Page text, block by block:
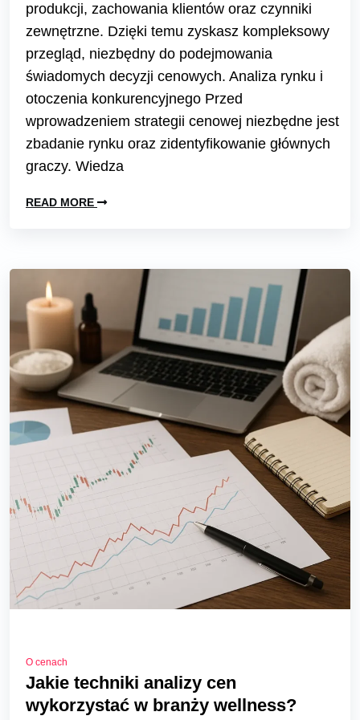
produkcji, zachowania klientów oraz czynniki
zewnętrzne. Dzięki temu zyskasz kompleksowy
przegląd, niezbędny do podejmowania
świadomych decyzji cenowych. Analiza rynku i
otoczenia konkurencyjnego Przed
wprowadzeniem strategii cenowej niezbędne jest
zbadanie rynku oraz zidentyfikowanie głównych
graczy. Wiedza
READ MORE
O cenach
Jakie techniki analizy cen
wykorzystać w branży wellness?